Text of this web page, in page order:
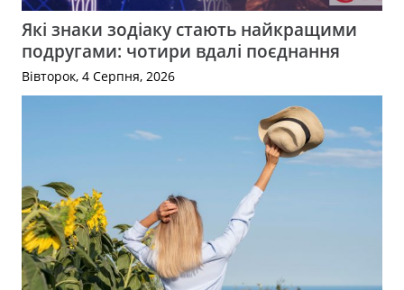
Які знаки зодіаку стають найкращими
подругами: чотири вдалі поєднання
Вівторок, 4 Серпня, 2026